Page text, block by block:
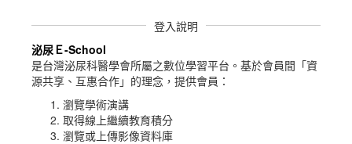
登入說明
泌尿Ｅ-School
是台灣泌尿科醫學會所屬之數位學習平台。 基於會員間「資
源共享、互惠合作」的理念，提供會員：
瀏覽學術演講
取得線上繼續教育積分
瀏覽或上傳影像資料庫